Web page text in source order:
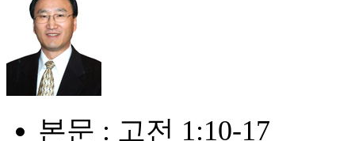
본문 : 고전 1:10-17